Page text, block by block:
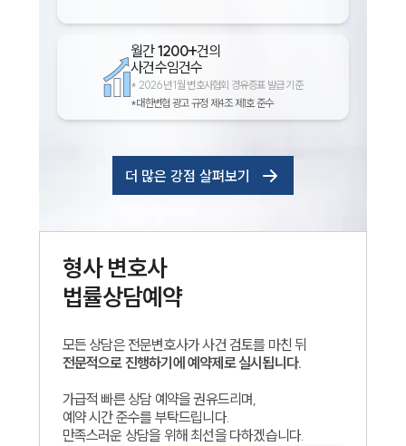
월간1200+건의
사건수임건수
* 2026년 1월 변호사협회 경유증표 발급 기준
*대한변협 광고 규정 제4조 제1호 준수
더 많은 강점 살펴보기
형사변호사
법률상담예약
모든 상담은 전문변호사가 사건 검토를 마친 뒤
전문적으로 진행하기에 예약제로 실시됩니다.
가급적 빠른 상담 예약을 권유드리며,
예약 시간 준수를 부탁드립니다.
만족스러운 상담을 위해 최선을 다하겠습니다.